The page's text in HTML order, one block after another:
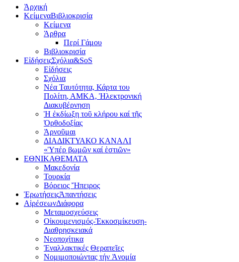
Ἀρχική
ΚείμεναΒιβλιοκρισία
Κείμενα
Άρθρα
Περί Γάμου
Βιβλιοκρισία
ΕἰδήσειςΣχόλια&SoS
Εἰδήσεις
Σχόλια
Νέα Ταυτότητα, Κάρτα του
Πολίτη, ΑΜΚΑ, Ἠλεκτρονική
Διακυβέρνηση
Ἡ ἐκδίωξη τοῦ κλήρου καί τῆς
Ὀρθοδοξίας
Ἀρνοῦμαι
ΔΙΑΔΙΚΤΥΑΚΟ ΚΑΝΑΛΙ
«Ὑπέρ βωμῶν καί ἑστιῶν»
ΕΘΝΙΚΑΘΕΜΑΤΑ
Μακεδονία
Τουρκία
Βόρειος Ἤπειρος
ἘρωτήσειςἈπαντήσεις
ΑἱρέσεωνΔιάφορα
Μεταμοσχεύσεις
Οἰκουμενισμός-Ἐκκοσμίκευση-
Διαθρησκειακά
Νεοποχίτικα
Ἐναλλακτικές Θεραπεῖες
Νομιμοποιώντας τήν Ἀνομία